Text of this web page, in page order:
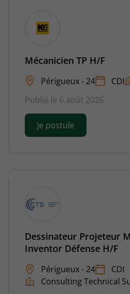
Mécanicien TP H/F
Périgueux - 24 CDI
Publié le 6 août 2026
Je postule
Dessinateur Projeteur
Inventor Défense H/F
Périgueux - 24
CDI
Consulting Technical